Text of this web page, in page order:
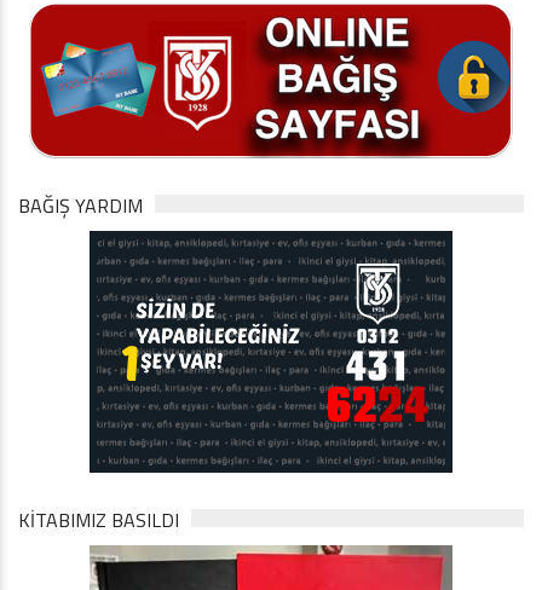
BAĞIŞ YARDIM
KİTABIMIZ BASILDI